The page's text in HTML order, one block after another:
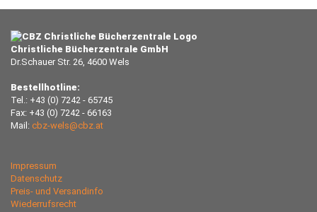
Christliche Bücherzentrale GmbH
Dr.Schauer Str. 26, 4600 Wels
Bestellhotline:
Tel.: +43 (0) 7242 - 65745
Fax: +43 (0) 7242 - 66163
Mail: cbz-wels@cbz.at
Impressum
Datenschutz
Preis- und Versandinfo
Wiederrufsrecht